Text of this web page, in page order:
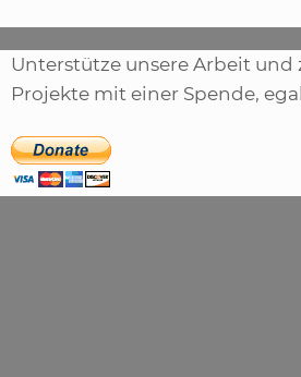
Unterstütze unsere Arbeit
Projekte mit einer Spende,